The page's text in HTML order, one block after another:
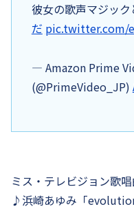
彼女の歌声マジッ
だ pic.twitter.com/
— Amazon Prime
(@PrimeVideo_JP)
ミス・テレビジョン歌
♪浜崎あゆみ「